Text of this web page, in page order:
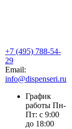
+7 (495) 788-54-
29
Email:
info@dispenseri.ru
График
работы Пн-
Пт: с 9:00
до 18:00